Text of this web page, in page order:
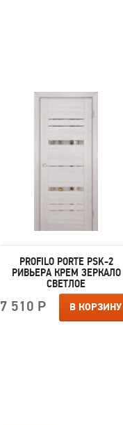
PROFILO PORTE PSK-2
РИВЬЕРА КРЕМ ЗЕРКАЛО
СВЕТЛОЕ
7 510 Р В КОРЗИНУ